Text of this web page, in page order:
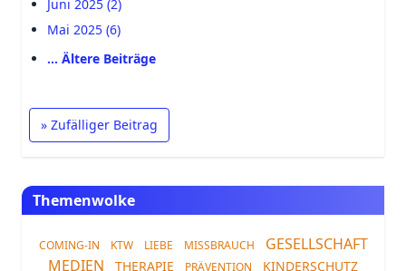
Juni 2025 (2)
Mai 2025 (6)
… Ältere Beiträge
» Zufälliger Beitrag
Themenwolke
COMING-IN KTW LIEBE MISSBRAUCH
GESELLSCHAFT
MEDIEN
THERAPIE PRÄVENTION KINDERSCHUTZ